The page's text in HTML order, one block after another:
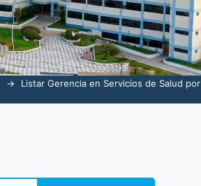
→
Listar Gerencia en Servicios de Salud por